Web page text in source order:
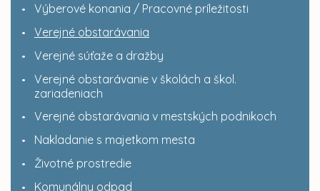
Výberové konania / Pracovné príležitosti
Verejné obstarávania
Verejné súťaže a dražby
Verejné obstarávanie v školách a škol.
zariadeniach
Verejné obstarávania v mestských podnikoch
Nakladanie s majetkom mesta
Životné prostredie
Komunálny odpad